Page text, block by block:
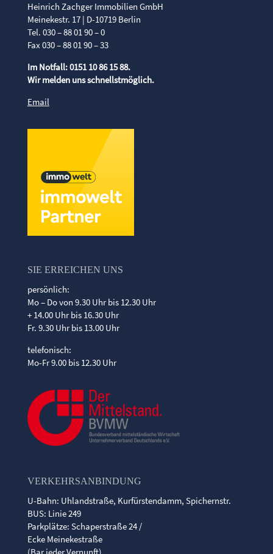
Heinrich Zachger Immobilien GmbH
Meinekestr. 17 | D-10719 Berlin
Tel. 030 – 88 01 90 – 0
Fax 030 – 88 01 90 – 33
Im Notfall: 0151 10 86 15 88.
Wir melden uns schnellstmöglich.
Email
SIE ERREICHEN UNS
persönlich:
Mo – Do von 9.30 Uhr bis 12.30 Uhr
+ 14.00 Uhr bis 16.30 Uhr
Fr. 9.30 Uhr bis 13.00 Uhr
telefonisch:
Mo-Fr 9.00 bis 12.30 Uhr
VERKEHRSANBINDUNG
U-Bahn: Uhlandstraße, Kurfürstendamm, Spichernstr.
BUS: Linie 249
Parkplätze: Schaperstraße 24 /
Ecke Meinekestraße